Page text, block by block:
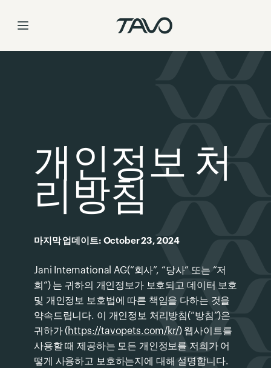
to
개인정보 처
리방침
마지막 업데이트: October 23, 2024
Jani International AG(“회사”, “당사” 또는 “저
희”) 는 귀하의 개인정보가 보호되고 데이터 보호
및 개인정보 보호법에 따른 책임을 다하는 것을
약속드립니다. 이 개인정보 처리방침(“방침”)은
귀하가 (https://tavopets.com/kr/) 웹사이트를
사용할 때 제공하는 모든 개인정보를 저희가 어
떻게 사용하고 보호하는지에 대해 설명합니다.